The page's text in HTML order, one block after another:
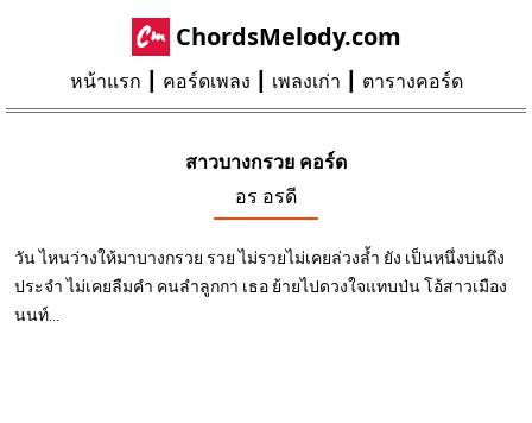
ChordsMelody.com
หน้าแรก คอร์ดเพลง เพลงเก่า ตารางคอร์ด
สาวบางกรวย คอร์ด
อร อรดี
วัน ไหนว่างให้มาบางกรวย รวย ไม่รวยไม่เคยล่วงล้ำ ยัง เป็นหนึ่งบ่นถึง
ประจำ ไม่เคยลืมคำ คนลำลูกกา เธอ ย้ายไปดวงใจแทบป่น โอ้สาวเมือง
นนท์...